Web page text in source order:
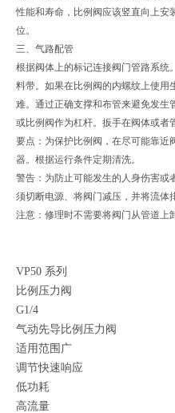
性能和寿命，比例阀应该竖直向上安
位。
三、气路配管
根据阀体上的标记连接阀门管路系统
料带。如果在比例阀的内螺纹上使用
难。通过正确支撑和布管来避免发生
或比例阀作为杠杆。扳手在阀体或者
要点：为保护比例阀，在尽可能靠近
器。根据运行条件定期清洗。
警告：为防止可能发生的人身伤害或
须切断电源、将阀门减压，并将流体
注意：修理时不需要将阀门从管道上
VP50 系列
比例压力阀
G1/4
气动先导比例压力阀
适用范围广
调节快速响应
低功耗
高流量